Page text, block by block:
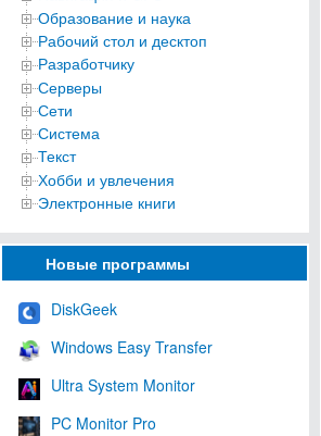
Образование и наука
Рабочий стол и десктоп
Разработчику
Серверы
Сети
Система
Текст
Хобби и увлечения
Электронные книги
Новые программы
DiskGeek
Windows Easy Transfer
Ultra System Monitor
PC Monitor Pro